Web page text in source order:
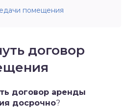
помещения
договор
договор аренды
досрочно?